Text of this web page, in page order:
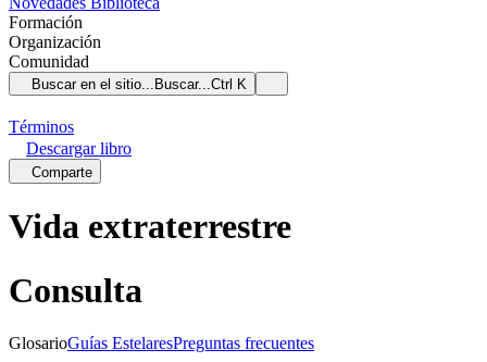
Formación
Organización
Comunidad
Buscar en el sitio... Buscar...Ctrl K
Términos
Descargarlibro
Comparte
Vida extraterrestre
Consulta
GlosarioGuías EstelaresPreguntas frecuentes